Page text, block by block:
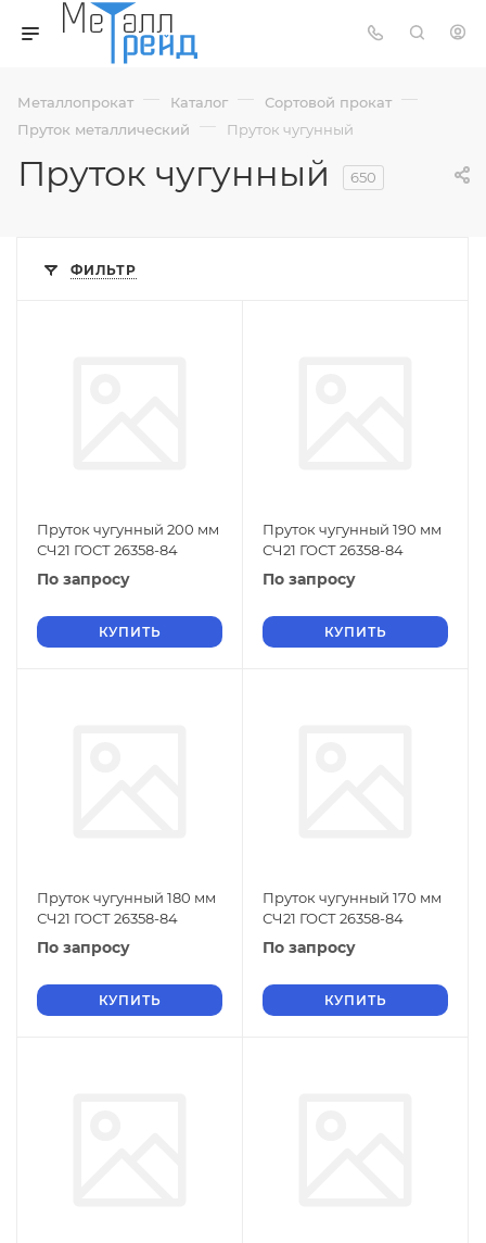
Металлопрокат — Каталог — Сортовой прокат —
Пруток металлический — Пруток чугунный
Пруток чугунный 650
ФИЛЬТР
Пруток чугунный 200 мм
СЧ21 ГОСТ 26358-84
По запросу
КУПИТЬ
Пруток чугунный 190 мм
СЧ21 ГОСТ 26358-84
По запросу
КУПИТЬ
Пруток чугунный 180 мм
СЧ21 ГОСТ 26358-84
По запросу
КУПИТЬ
Пруток чугунный 170 мм
СЧ21 ГОСТ 26358-84
По запросу
КУПИТЬ